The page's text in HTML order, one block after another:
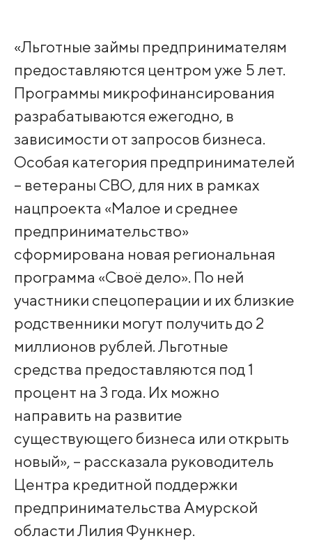
«Льготные займы предпринимателям
предоставляются центром уже 5 лет.
Программы микрофинансирования
разрабатываются ежегодно, в
зависимости от запросов бизнеса.
Особая категория предпринимателей
– ветераны СВО, для них в рамках
нацпроекта «Малое и среднее
предпринимательство»
сформирована новая региональная
программа «Своё дело». По ней
участники спецоперации и их близкие
родственники могут получить до 2
миллионов рублей. Льготные
средства предоставляются под 1
процент на 3 года. Их можно
направить на развитие
существующего бизнеса или открыть
новый», – рассказала руководитель
Центра кредитной поддержки
предпринимательства Амурской
области Лилия Функнер.